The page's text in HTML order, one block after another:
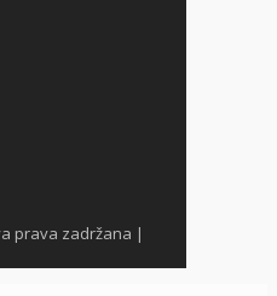
prava zadržana |